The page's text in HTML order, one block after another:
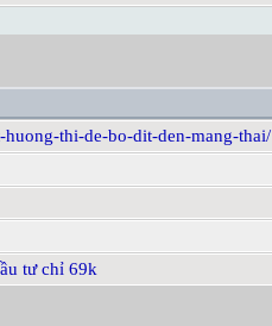
thi-de-bo-dit-den-mang-thai/
tư chỉ 69k